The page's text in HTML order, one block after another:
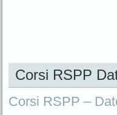
Corsi RSPP
Corsi RSPP –